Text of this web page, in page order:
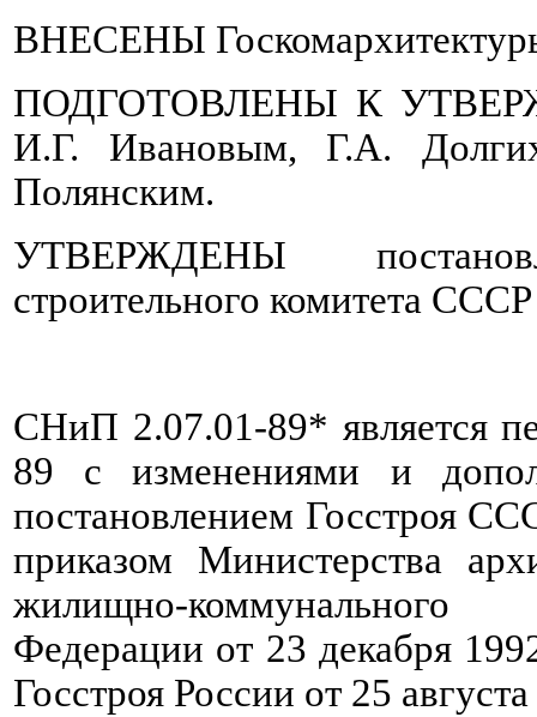
ВНЕСЕНЫ
ПОДГОТОВЛЕНЫ К
И.Г. Ивановым, Г.А.
Полянским.
УТВЕРЖДЕНЫ
строительного комитета
СНиП 2.07.01-89* является
89 с изменениями и
постановлением Госстроя
приказом Министерства
жилищно-
Федерации от 23 декабря
Госстроя России от 25